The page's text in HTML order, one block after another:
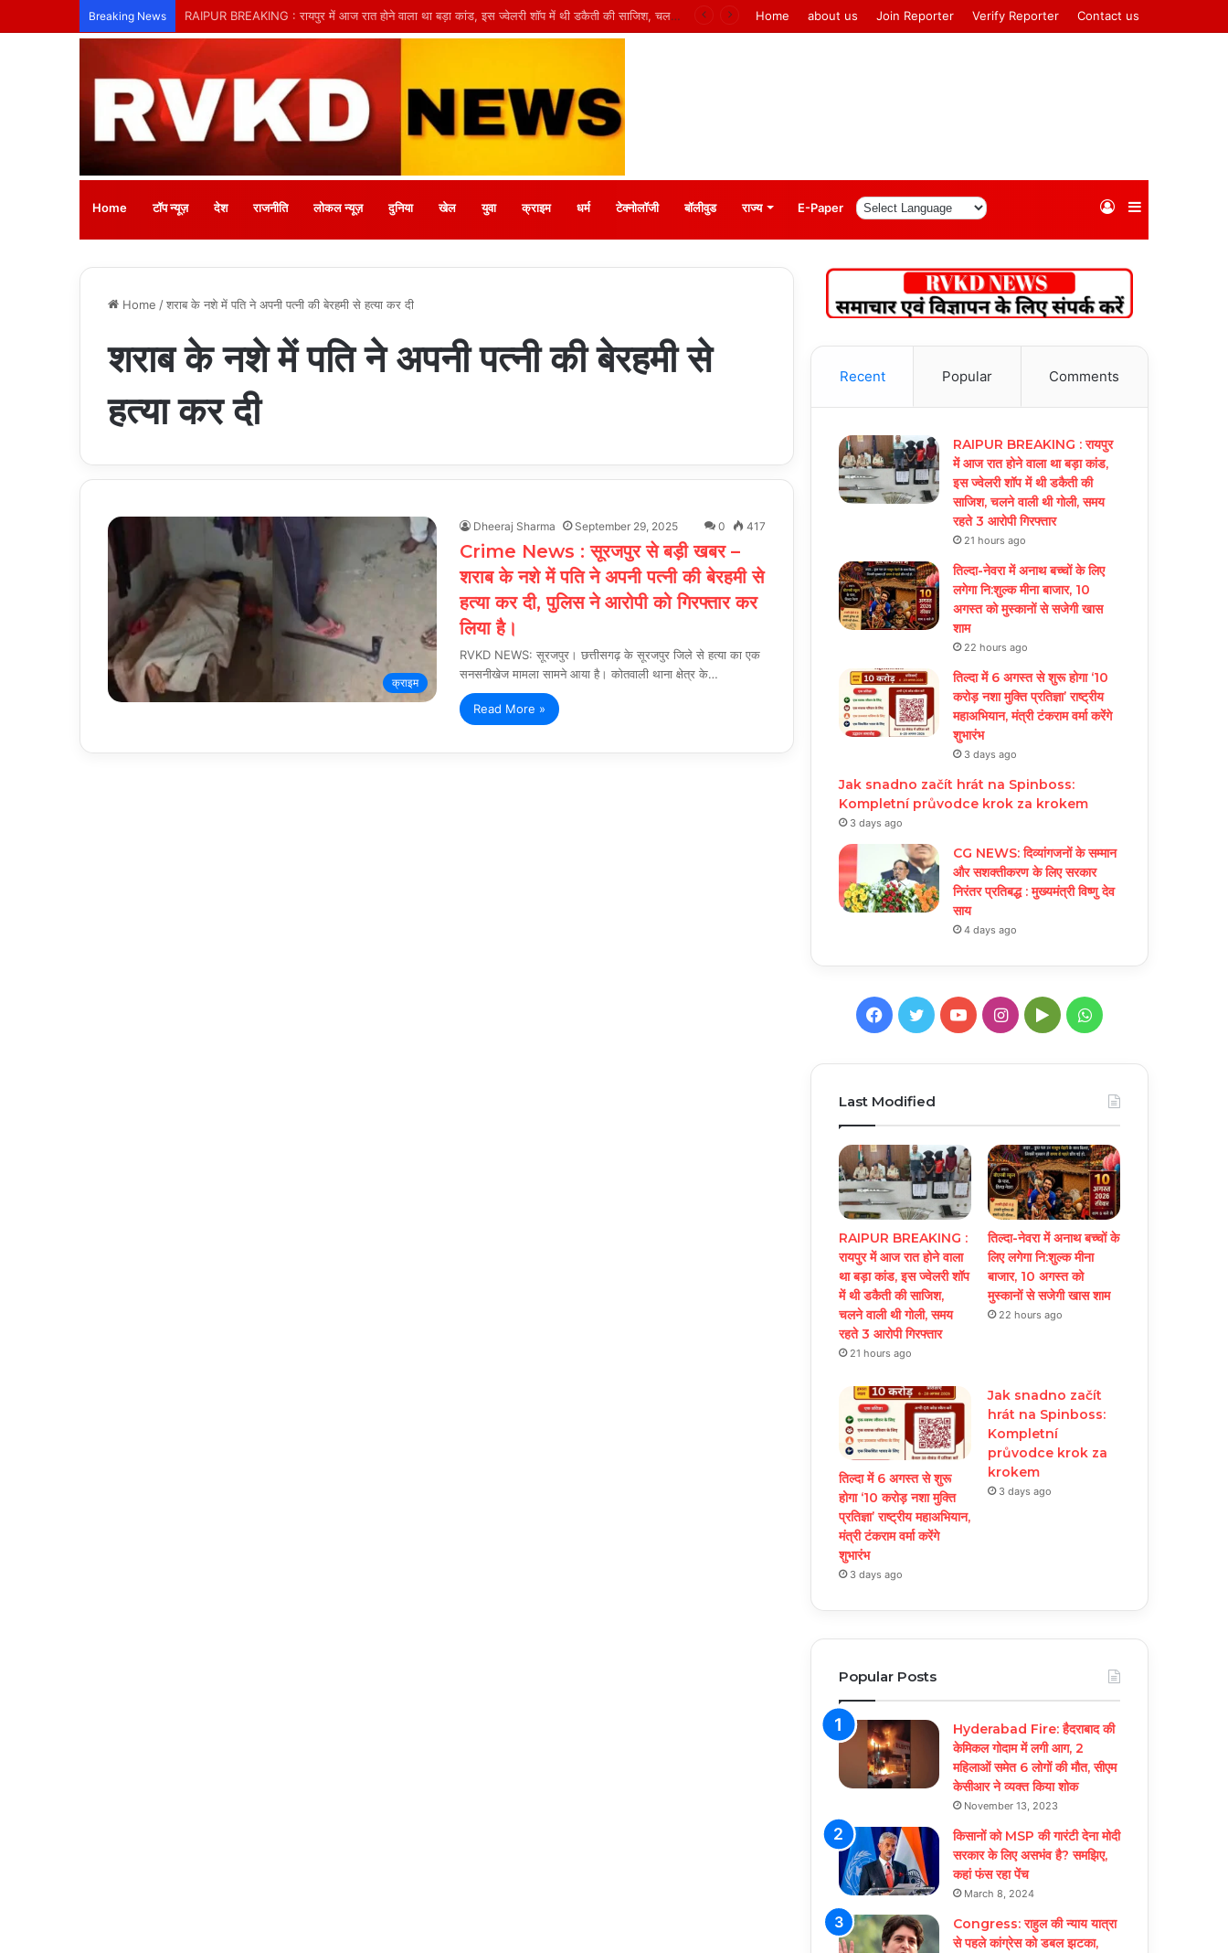
Breaking News तिल्दा-नेवरा में अनाथ बच्चों के लिए लगेगा नि:शुल्क मीना बाजार, 10 अगस्त को मुस्कानों से सजेगी खास शाम Home about us Join Reporter Verify Reporter Contact us
Home टॉप न्यूज़ देश राजनीति लोकल न्यूज़ दुनिया खेल युवा क्राइम धर्म टेक्नोलॉजी बॉलीवुड राज्य E-Paper Sidebar
Log
Home /शराब के नशे में पति ने अपनी पत्नी की बेरहमी से हत्या कर दी
शराब के नशे में पति ने अपनी पत्नी की बेरहमी से
हत्या कर दी
क्राइम
Dheeraj Sharma September 29, 2025 0 417
Crime News : सूरजपुर से बड़ी खबर –
शराब के नशे में पति ने अपनी पत्नी की बेरहमी से
हत्या कर दी, पुलिस ने आरोपी को गिरफ्तार कर
लिया है।
RVKD NEWS: सूरजपुर। छत्तीसगढ़ के सूरजपुर जिले से हत्या का एक
सनसनीखेज मामला सामने आया है। कोतवाली थाना क्षेत्र के…
Read More »
Recent Popular Comments
RAIPUR BREAKING : रायपुर
में आज रात होने वाला था बड़ा कांड,
इस ज्वेलरी शॉप में थी डकैती की
साजिश, चलने वाली थी गोली, समय
रहते 3 आरोपी गिरफ्तार
21 hours ago
तिल्दा-नेवरा में अनाथ बच्चों के लिए
लगेगा नि:शुल्क मीना बाजार, 10
अगस्त को मुस्कानों से सजेगी खास
शाम
22 hours ago
तिल्दा में 6 अगस्त से शुरू होगा ‘10
करोड़ नशा मुक्ति प्रतिज्ञा’ राष्ट्रीय
महाअभियान, मंत्री टंकराम वर्मा करेंगे
शुभारंभ
3 days ago
Jak snadno začít hrát na Spinboss:
Kompletní průvodce krok za krokem
3 days ago
CG NEWS: दिव्यांगजनों के सम्मान
और सशक्तीकरण के लिए सरकार
निरंतर प्रतिबद्ध : मुख्यमंत्री विष्णु देव
साय
4 days ago
Facebook
TwitterYouTubeInstagram
GoogleWhatsApp
Last Modified
RAIPUR BREAKING :
रायपुर में आज रात होने वाला
था बड़ा कांड, इस ज्वेलरी शॉप
में थी डकैती की साजिश,
चलने वाली थी गोली, समय
रहते 3 आरोपी गिरफ्तार
21 hours ago
तिल्दा-नेवरा में अनाथ बच्चों के
लिए लगेगा नि:शुल्क मीना
बाजार, 10 अगस्त को
मुस्कानों से सजेगी खास शाम
22 hours ago
तिल्दा में 6 अगस्त से शुरू
होगा ‘10 करोड़ नशा मुक्ति
प्रतिज्ञा’ राष्ट्रीय महाअभियान,
मंत्री टंकराम वर्मा करेंगे
शुभारंभ
3 days ago
Jak snadno začít
hrát na Spinboss:
Kompletní
průvodce krok za
krokem
3 days ago
Popular Posts
Hyderabad Fire: हैदराबाद की
केमिकल गोदाम में लगी आग, 2
महिलाओं समेत 6 लोगों की मौत, सीएम
केसीआर ने व्यक्त किया शोक
November 13, 2023
किसानों को MSP की गारंटी देना मोदी
सरकार के लिए असभंव है? समझिए,
कहां फंस रहा पेंच
March 8, 2024
Congress: राहुल की न्याय यात्रा
से पहले कांग्रेस को डबल झटका,